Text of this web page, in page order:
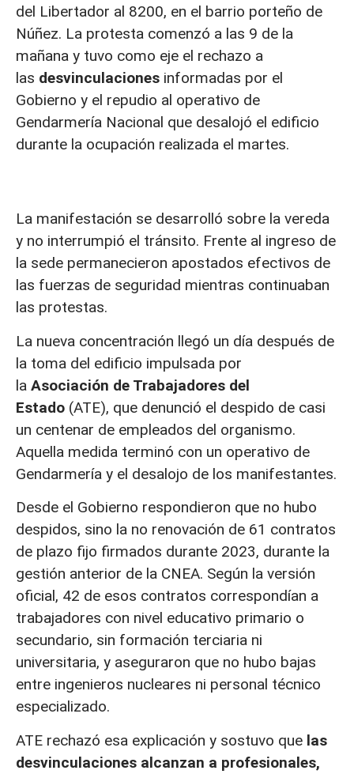
del Libertador al 8200, en el barrio porteño de
Núñez. La protesta comenzó a las 9 de la
mañana y tuvo como eje el rechazo a
las desvinculaciones informadas por el
Gobierno y el repudio al operativo de
Gendarmería Nacional que desalojó el edificio
durante la ocupación realizada el martes.
La manifestación se desarrolló sobre la vereda
y no interrumpió el tránsito. Frente al ingreso de
la sede permanecieron apostados efectivos de
las fuerzas de seguridad mientras continuaban
las protestas.
La nueva concentración llegó un día después de
la toma del edificio impulsada por
la Asociación de Trabajadores del
Estado (ATE), que denunció el despido de casi
un centenar de empleados del organismo.
Aquella medida terminó con un operativo de
Gendarmería y el desalojo de los manifestantes.
Desde el Gobierno respondieron que no hubo
despidos, sino la no renovación de 61 contratos
de plazo fijo firmados durante 2023, durante la
gestión anterior de la CNEA. Según la versión
oficial, 42 de esos contratos correspondían a
trabajadores con nivel educativo primario o
secundario, sin formación terciaria ni
universitaria, y aseguraron que no hubo bajas
entre ingenieros nucleares ni personal técnico
especializado.
ATE rechazó esa explicación y sostuvo que las
desvinculaciones alcanzan a profesionales,